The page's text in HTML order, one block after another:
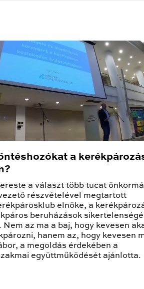
a
a választ több tucat
részvételével megtartott
elnöke, a
beruházások
Nem az ma a baj, hogy kevesen
hanem az, hogy kevesen
a megoldás érdekében a
együttműködését ajánlotta.